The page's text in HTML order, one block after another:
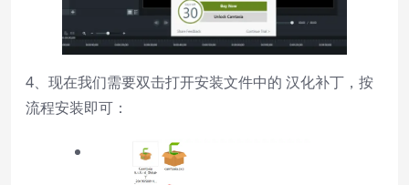
4、现在我们需要双击打开安装文件中的 汉化补丁，按
流程安装即可：